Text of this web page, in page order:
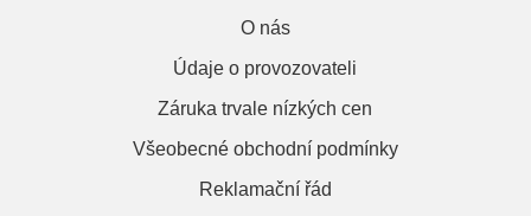
O nás
Údaje o provozovateli
Záruka trvale nízkých cen
Všeobecné obchodní podmínky
Reklamační řád